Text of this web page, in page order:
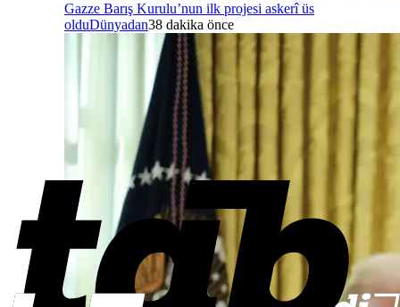
Gazze Barış Kurulu’nun ilk projesi askerî üs
olduDünyadan38 dakika önce